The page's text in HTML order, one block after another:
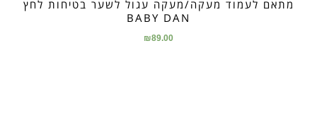
מתאם לעמוד מעקה/מעקה עגול לשער בטיחות לחץ
BABY DAN
₪89.00